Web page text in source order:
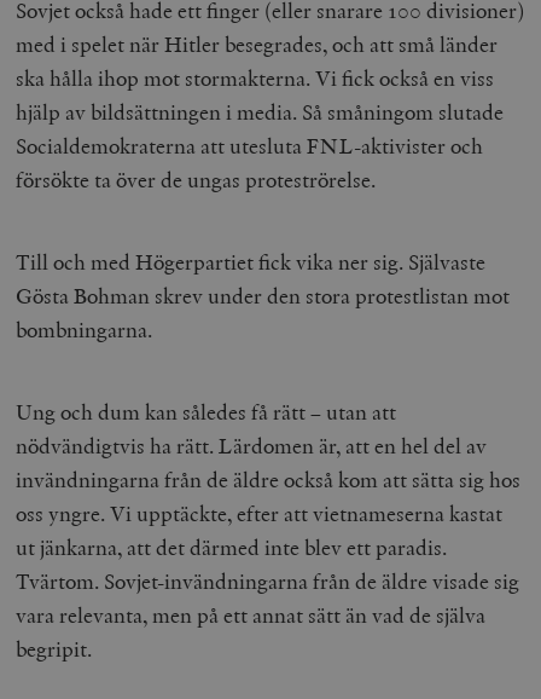
Sovjet också hade ett finger (eller snarare 100 divisioner)
med i spelet när Hitler besegrades, och att små länder
ska hålla ihop mot stormakterna. Vi fick också en viss
hjälp av bildsättningen i media. Så småningom slutade
Socialdemokraterna att utesluta FNL-aktivister och
försökte ta över de ungas proteströrelse.
Till och med Högerpartiet fick vika ner sig. Självaste
Gösta Bohman skrev under den stora protestlistan mot
bombningarna.
Ung och dum kan således få rätt – utan att
nödvändigtvis ha rätt. Lärdomen är, att en hel del av
invändningarna från de äldre också kom att sätta sig hos
oss yngre. Vi upptäckte, efter att vietnameserna kastat
ut jänkarna, att det därmed inte blev ett paradis.
Tvärtom. Sovjet-invändningarna från de äldre visade sig
vara relevanta, men på ett annat sätt än vad de själva
begripit.